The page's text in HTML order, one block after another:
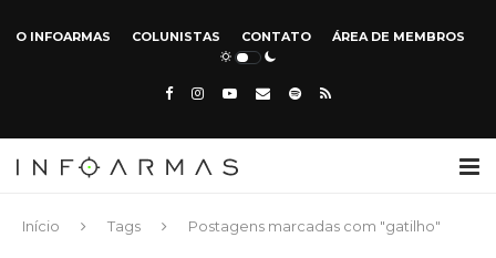
O INFOARMAS COLUNISTAS CONTATO ÁREA DE MEMBROS
Início Tags Postagens marcadas com "gatilho"